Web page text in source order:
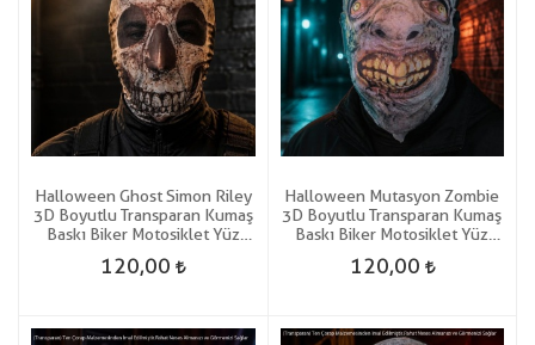
Halloween Ghost Simon Riley
3D Boyutlu Transparan Kumaş
Baskı Biker Motosiklet Yüz
120,00
Halloween Mutasyon Zombie
3D Boyutlu Transparan Kumaş
Baskı Biker Motosiklet Yüz
120,00